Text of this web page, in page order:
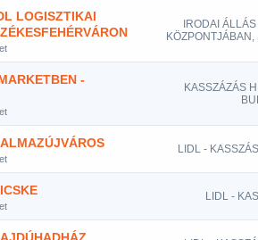
LOGISZTIKAI
IRODAI
-
KASSZÁZÁS
LIDL -
LIDL -